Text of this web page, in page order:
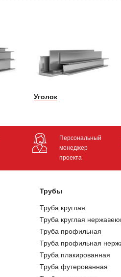
Уголок
Персональный
менеджер
проекта
Трубы
Труба круглая
Труба круглая
Труба профильная
Труба профильная
Труба плакированная
Труба футерованная